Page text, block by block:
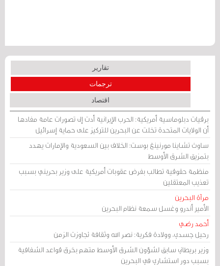
تقارير
ترجمات
اقتصاد
برقيات دبلوماسية أمريكية: الحرب الإيرانية أدت إلى تصورات عامة مفادها
أن الولايات المتحدة تخلت عن البحرين للتركيز على حماية إسرائيل
ساوث تشاينا مورنينغ بوست: الخلاف بين السعودية والإمارات يهدد
بتمزيق الشرق الأوسط
منظمة حقوقية تطالب بفرض عقوبات أمريكية على وزير بحريني بسبب
تعذيب المعتقلين
مرآة البحرين
الأمير أندرو وغسل سمعة نظام البحرين
أحمد رضي
رحيل جسدي، وولادة فكرية: نصر الله وثقافة تجاوزت الزمن
وزير بريطاني سابق لشؤون الشرق الأوسط متهم بخرق قواعد الشفافية
بسبب دور استشاري في البحرين